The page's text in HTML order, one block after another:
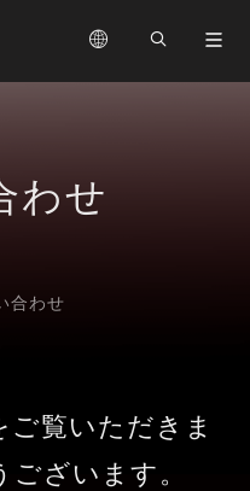
わせ
合わせ
覧いただきま
ざいます。